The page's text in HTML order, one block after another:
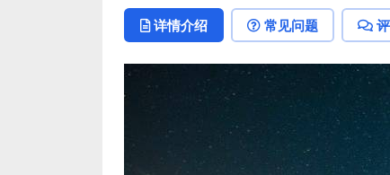
详情介绍 常见问题